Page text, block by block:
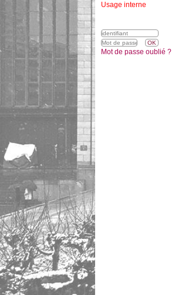
Usage interne
Mot de passe oublié ?